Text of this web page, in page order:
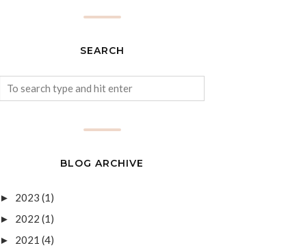
SEARCH
BLOG ARCHIVE
► 2023 (1)
► 2022 (1)
► 2021 (4)